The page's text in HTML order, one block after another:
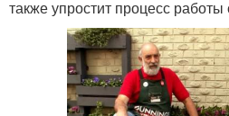
также упростит процесс работы